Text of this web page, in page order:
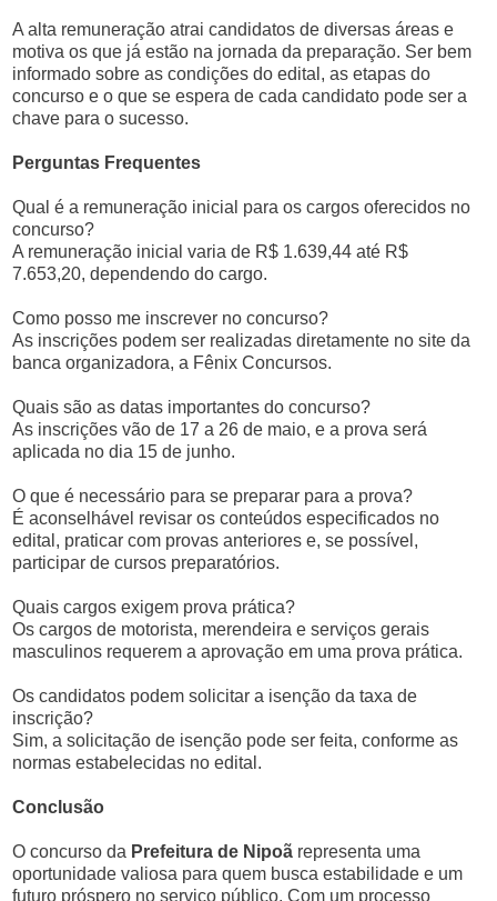
A alta remuneração atrai candidatos de diversas áreas e
motiva os que já estão na jornada da preparação. Ser bem
informado sobre as condições do edital, as etapas do
concurso e o que se espera de cada candidato pode ser a
chave para o sucesso.
Perguntas Frequentes
Qual é a remuneração inicial para os cargos oferecidos no
concurso?
A remuneração inicial varia de R$ 1.639,44 até R$
7.653,20, dependendo do cargo.
Como posso me inscrever no concurso?
As inscrições podem ser realizadas diretamente no site da
banca organizadora, a Fênix Concursos.
Quais são as datas importantes do concurso?
As inscrições vão de 17 a 26 de maio, e a prova será
aplicada no dia 15 de junho.
O que é necessário para se preparar para a prova?
É aconselhável revisar os conteúdos especificados no
edital, praticar com provas anteriores e, se possível,
participar de cursos preparatórios.
Quais cargos exigem prova prática?
Os cargos de motorista, merendeira e serviços gerais
masculinos requerem a aprovação em uma prova prática.
Os candidatos podem solicitar a isenção da taxa de
inscrição?
Sim, a solicitação de isenção pode ser feita, conforme as
normas estabelecidas no edital.
Conclusão
O concurso da Prefeitura de Nipoã representa uma
oportunidade valiosa para quem busca estabilidade e um
futuro próspero no serviço público. Com um processo